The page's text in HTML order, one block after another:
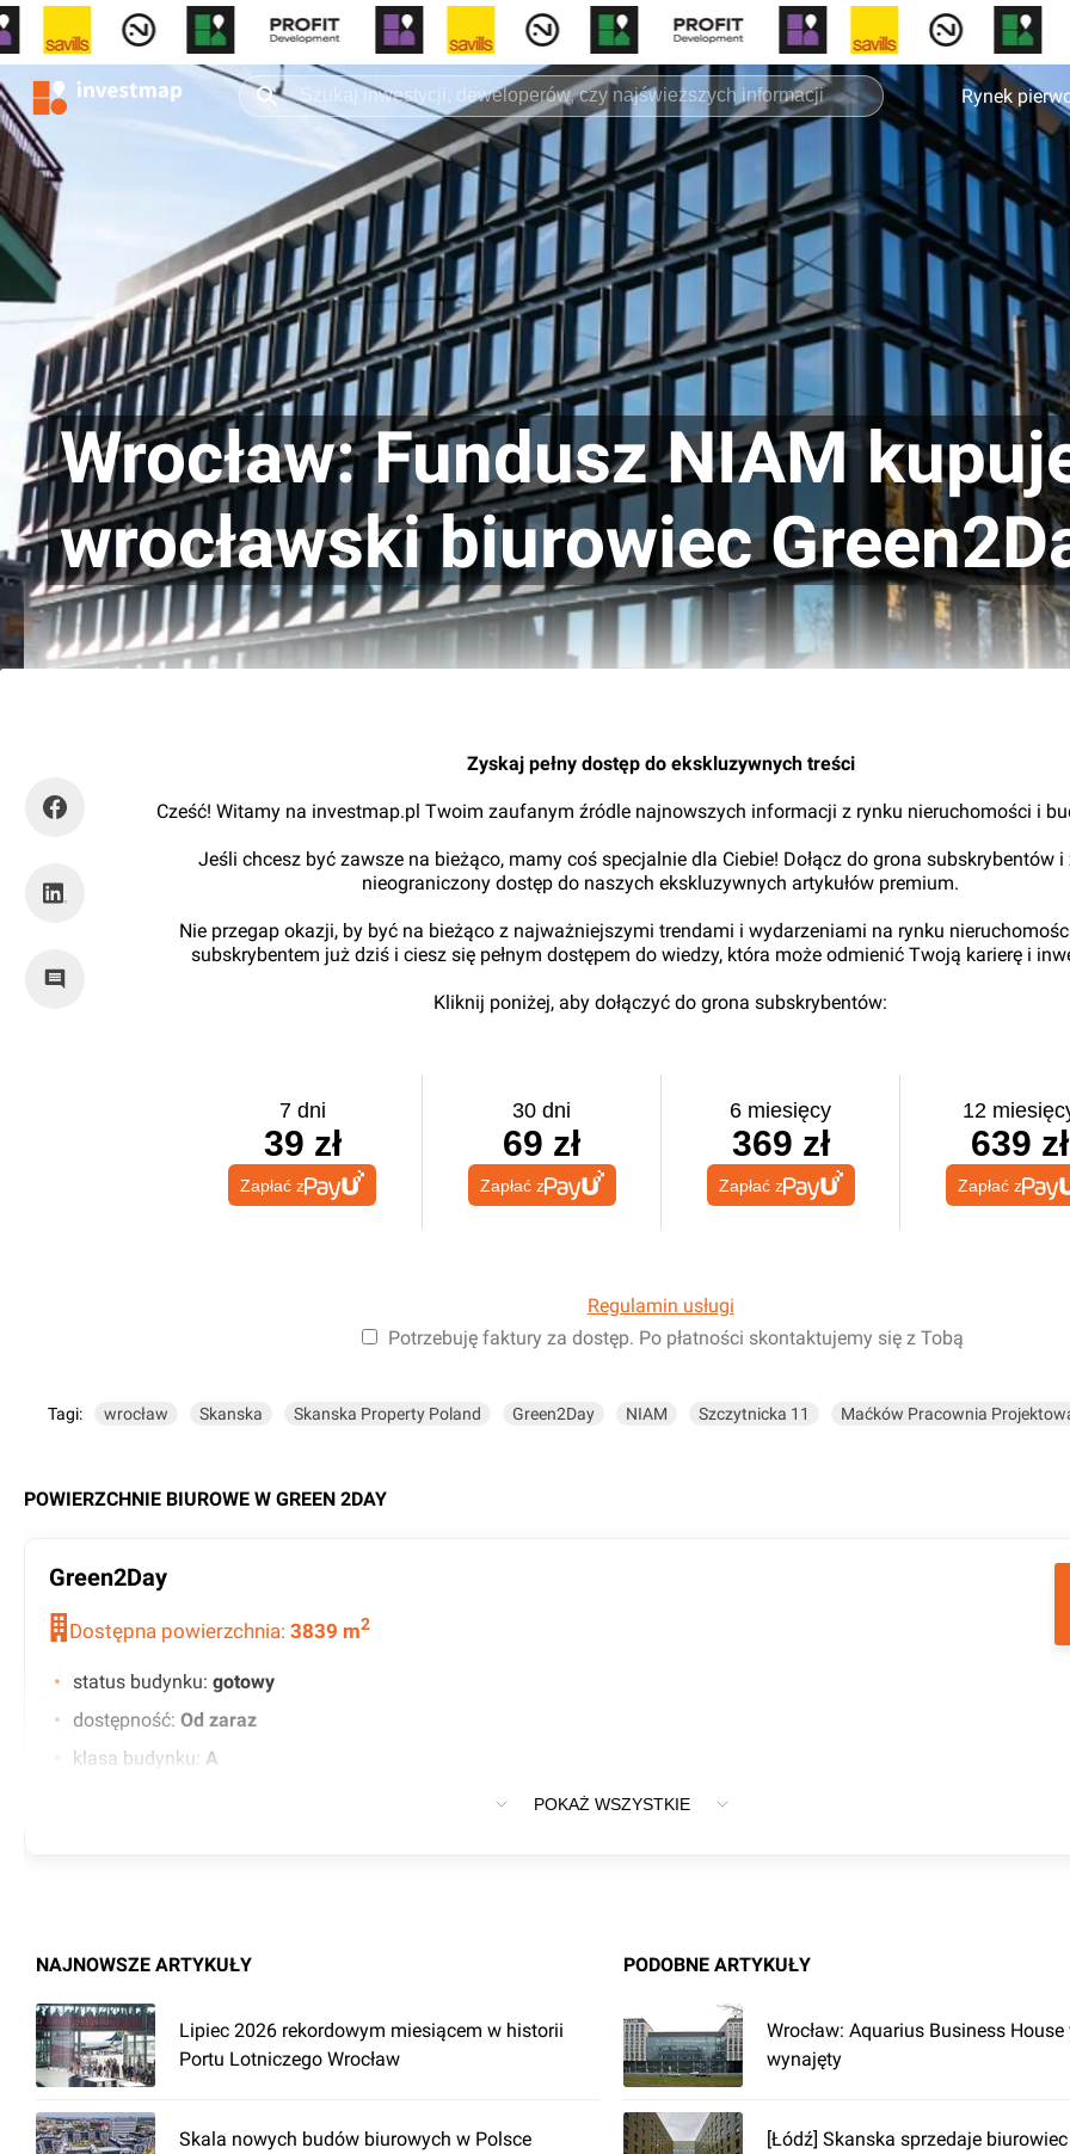
Rynek
Wrocław: Fundusz NIAM
wrocławski biurowiec
Zyskaj pełny dostęp do ekskluzywnych treści
Cześć! Witamy na investmap.pl Twoim zaufanym źródle najnowszych informacji z rynku nieruchomości i
Jeśli chcesz być zawsze na bieżąco, mamy coś specjalnie dla Ciebie! Dołącz do grona subskrybentów i
nieograniczony dostęp do naszych ekskluzywnych artykułów premium.
Nie przegap okazji, by być na bieżąco z najważniejszymi trendami i wydarzeniami na rynku
subskrybentem już dziś i ciesz się pełnym dostępem do wiedzy, która może odmienić Twoją karierę i
Kliknij poniżej, aby dołączyć do grona subskrybentów:
7 dni
39 zł
Zapłać z
30 dni
69 zł
Zapłać z
6 miesięcy
369 zł
Zapłać z
12
639 zł
Zapłać z
Regulamin usługi
Potrzebuję faktury za dostęp. Po płatności skontaktujemy się z Tobą
Tagi: wrocław Skanska Skanska Property Poland Green2Day NIAM Szczytnicka 11 Maćków Pracownia
POWIERZCHNIE BIUROWE W GREEN 2DAY
Green2Day
Dostępna powierzchnia: 3839 m2
status budynku: gotowy
dostępność: Od zaraz
klasa budynku: A
klimatyzacja
BMS
otwierane okna
POKAŻ WSZYSTKIE
NAJNOWSZE ARTYKUŁY
Lipiec 2026 rekordowym miesiącem w historii
Portu Lotniczego Wrocław
Skala nowych budów biurowych w Polsce
PODOBNE ARTYKUŁY
Wrocław: Aquarius Business House
wynajęty
[Łódź] Skanska sprzedaje